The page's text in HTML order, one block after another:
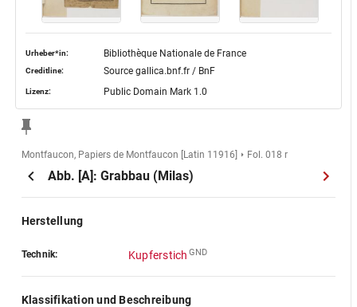
Urheber*in: Bibliothèque Nationale de France
Creditline: Source gallica.bnf.fr / BnF
Lizenz: Public Domain Mark 1.0
Montfaucon, Papiers de Montfaucon [Latin 11916] Fol. 018 r
Abb. [A]: Grabbau (Milas)
Herstellung
Technik: Kupferstich GND
Klassifikation und Beschreibung